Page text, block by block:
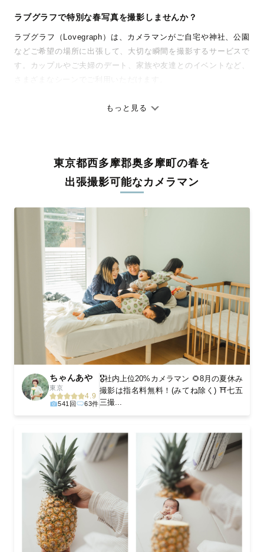
ラブグラフで特別な春写真を撮影しませんか？
ラブグラフ（Lovegraph）は、カメラマンがご自宅や神社、公園
などご希望の場所に出張して、大切な瞬間を撮影するサービスで
す。カップルやご夫婦のデート、家族や友達とのイベントなど、
ありのままの空気感を大切に、何十年経っても見返したくなるよ
料金は全国どこでも一律。わかりやすく安心の価格設定です。オ
リジナルの研修と厳正な審査に合格し、撮影技術やホスピタリテ
ィを身につけたプロのカメラマンが全国47都道府県に在籍してい
験をお届けします。
丁寧なレタッチで思い出を美しく仕上げます
撮影後は、独自の編集技術で写真の明るさや色合いを丁寧に調
整。自然な雰囲気を残しつつも、おしゃれで洗練された仕上がり
に。きっと「こんな写真を撮ってほしかった！」と思える一枚に
出会えます。まずは、ラブグラフの撮影事例をご覧ください。
もっと見る
東京都西多摩郡奥多摩町の春を
出張撮影可能なカメラマン
ちゃんあや
東京
4.9
541回 63件
🎖️社内上位20%カメラマン 🌻8月の夏休み
撮影は指名料無料！(みてね除く) ⛩️七五
三撮...